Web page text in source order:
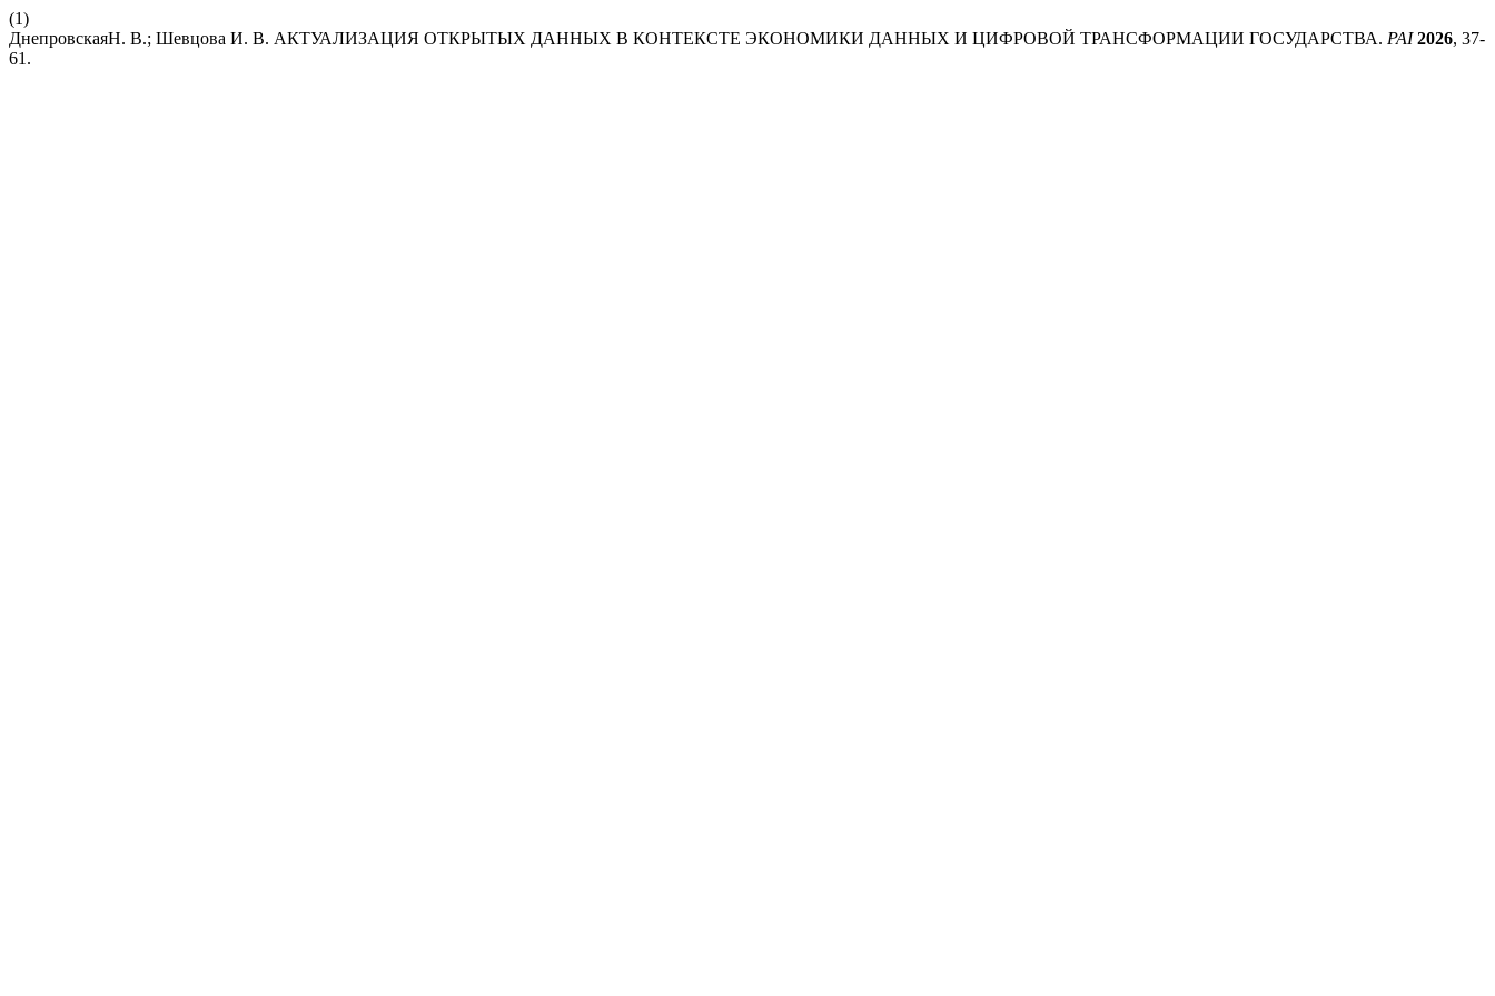
(1)
ДнепровскаяН. В.; Шевцова И. В. АКТУАЛИЗАЦИЯ ОТКРЫТЫХ ДАННЫХ В КОНТЕКСТЕ ЭКОНОМИКИ ДАННЫХ И ЦИФРОВОЙ ТРАНСФОРМАЦИИ ГОСУДАРСТВА. PAI 2026, 37-
61.